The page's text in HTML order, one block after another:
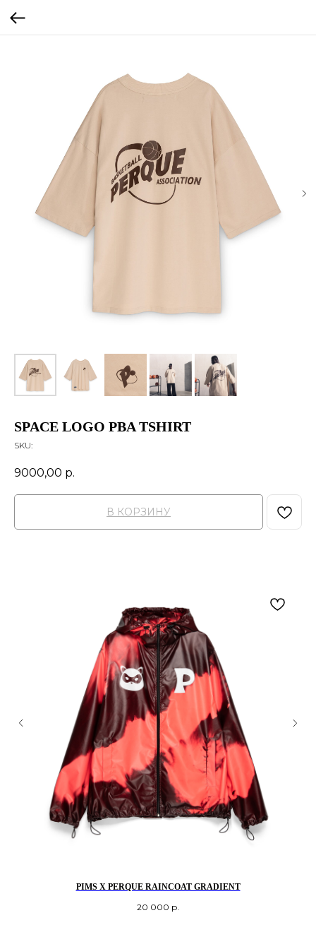
SPACE LOGO PBA TSHIRT
SKU:
9000,00 р.
В КОРЗИНУ
PIMS X PERQUE RAINCOAT GRADIENT
20 000 р.